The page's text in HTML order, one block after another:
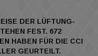
DER LÜFTUNG-
FEST. 672
HABEN FÜR DIE CCI
GEURTEILT.